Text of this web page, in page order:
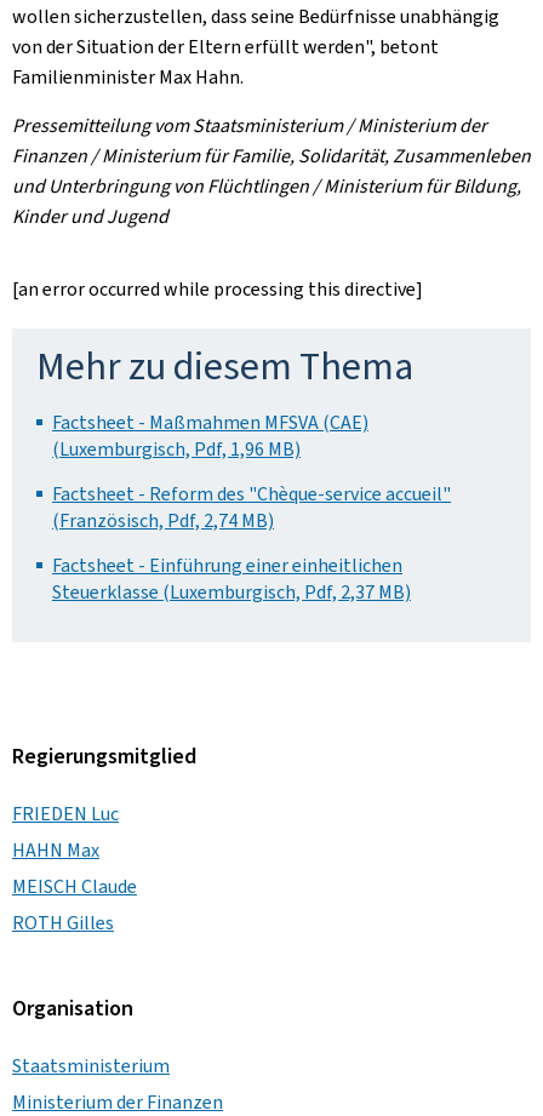
wollen sicherzustellen, dass seine Bedürfnisse unabhängig
von der Situation der Eltern erfüllt werden", betont
Familienminister Max Hahn.
Pressemitteilung vom Staatsministerium / Ministerium der
Finanzen / Ministerium für Familie, Solidarität, Zusammenleben
und Unterbringung von Flüchtlingen / Ministerium für Bildung,
Kinder und Jugend
[an error occurred while processing this directive]
Mehr zu diesem Thema
Factsheet - Maßmahmen MFSVA (CAE)
(Luxemburgisch, Pdf, 1,96 MB)
Factsheet - Reform des "Chèque-service accueil"
(Französisch, Pdf, 2,74 MB)
Factsheet - Einführung einer einheitlichen
Steuerklasse (Luxemburgisch, Pdf, 2,37 MB)
Regierungsmitglied
FRIEDEN Luc
HAHN Max
MEISCH Claude
ROTH Gilles
Organisation
Staatsministerium
Ministerium der Finanzen